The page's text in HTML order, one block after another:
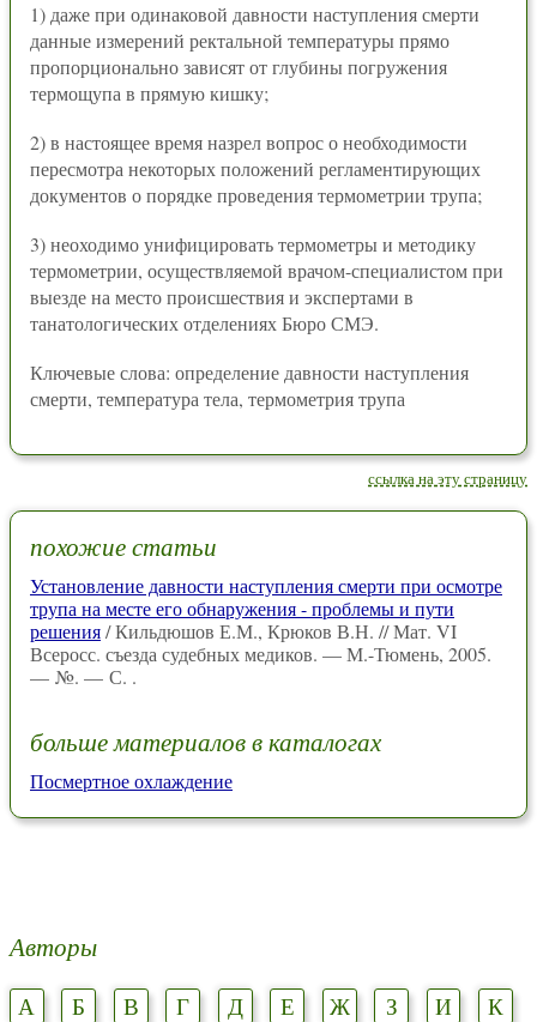
1) даже при одинаковой давности наступления смерти
данные измерений ректальной температуры прямо
пропорционально зависят от глубины погружения
термощупа в прямую кишку;
2) в настоящее время назрел вопрос о необходимости
пересмотра некоторых положений регламентирующих
документов о порядке проведения термометрии трупа;
3) неоходимо унифицировать термометры и методику
термометрии, осуществляемой врачом-специалистом при
выезде на место происшествия и экспертами в
танатологических отделениях Бюро СМЭ.
Ключевые слова: определение давности наступления
смерти, температура тела, термометрия трупа
ссылка на эту страницу
похожие статьи
Установление давности наступления смерти при осмотре
трупа на месте его обнаружения - проблемы и пути
решения/ Кильдюшов Е.М., Крюков В.Н. // Мат. VI
Всеросс. съезда судебных медиков. — М.-Тюмень, 2005.
— №. — С. .
больше материалов в каталогах
Посмертное охлаждение
Авторы
А Б В Г Д Е Ж З И
К